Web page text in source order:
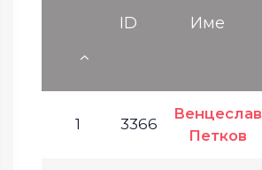
ID
Име
1 3366
Венцеслав
Петков